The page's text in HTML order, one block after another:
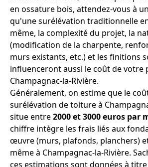
en ossature bois, attendez-vous à
qu'une surélévation traditionnelle
même, la complexité du projet, la
(modification de la charpente,
murs existants, etc.) et les finitions
influenceront aussi le coût de votre
Champagnac-la-Rivière.
Généralement, on estime que le
surélévation de toiture à
situe entre2000 et 3000 euros par
chiffre intègre les frais liés aux
œuvre (murs, plafonds, planchers)
même à Champagnac-la-Rivière.
ces estimations sont données à